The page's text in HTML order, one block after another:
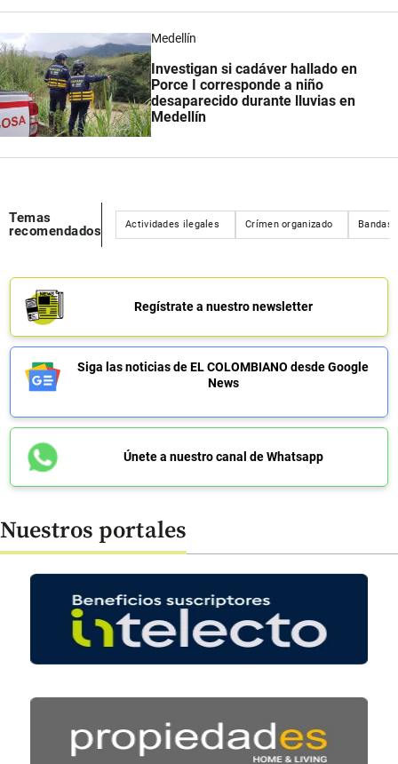
Medellín
Investigan si cadáver hallado en
Porce I corresponde a niño
desaparecido durante lluvias en
Medellín
Temas
recomendados
Actividades ilegales Crímen organizado Bandas
Regístrate a nuestro newsletter
Siga las noticias de EL COLOMBIANO desde Google
News
Únete a nuestro canal de Whatsapp
Nuestros portales